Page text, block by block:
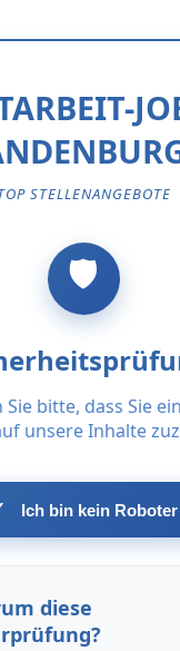
STELLENANGEBOTE
Sie bitte, dass Sie
unsere Inhalte
Ich bin kein Roboter
diese